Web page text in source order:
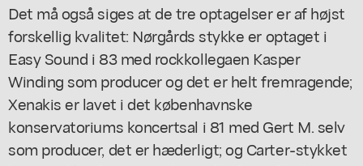
Det må også siges at de tre optagelser er af højst
forskellig kvalitet: Nørgårds stykke er optaget i
Easy Sound i 83 med rockkollegaen Kasper
Winding som producer og det er helt fremragende;
Xenakis er lavet i det københavnske
konservatoriums koncertsal i 81 med Gert M. selv
som producer, det er hæderligt; og Carter-stykket